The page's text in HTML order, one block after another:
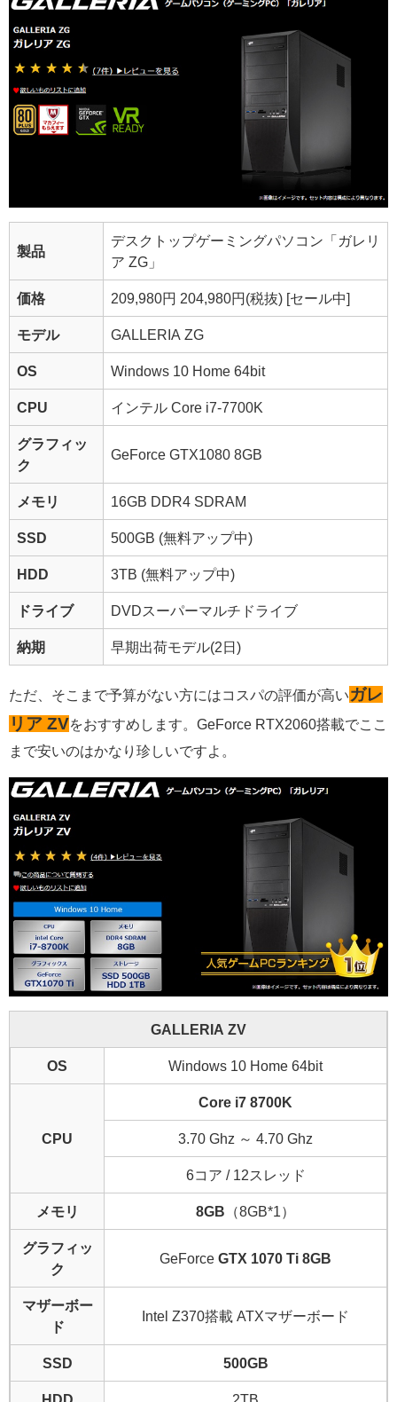
製品
デスクトップゲーミングパソコン「ガレリ
ア ZG」
価格 209,980円 204,980円 (税抜) [セール中]
モデル GALLERIA ZG
OS Windows 10 Home 64bit
CPU インテル Core i7-7700K
グラフィッ
ク
GeForce GTX1080 8GB
メモリ 16GB DDR4 SDRAM
SSD 500GB (無料アップ中)
HDD 3TB (無料アップ中)
ドライブ DVDスーパーマルチドライブ
納期 早期出荷モデル(2日)
ただ、そこまで予算がない方にはコスパの評価が高いガレ
リア ZVをおすすめ します。GeForce RTX2060搭載でここ
まで安いのはかなり珍しいですよ。
GALLERIA ZV
OS Windows 10 Home 64bit
CPU
Core i7 8700K
3.70 Ghz ～ 4.70 Ghz
6コア / 12スレッド
メモリ 8GB （8GB*1）
グラフィッ
ク
GeForce GTX 1070 Ti 8GB
マザーボー
ド
Intel Z370搭載 ATXマザーボード
SSD 500GB